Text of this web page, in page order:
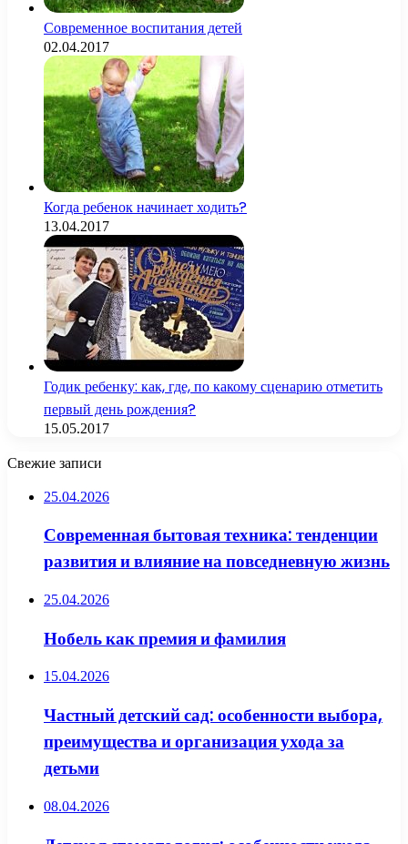
Современное воспитания детей
02.04.2017
Когда ребенок начинает ходить?
13.04.2017
Годик ребенку: как, где, по какому сценарию отметить
первый день рождения?
15.05.2017
Свежие записи
25.04.2026
Современная бытовая техника: тенденции
развития и влияние на повседневную жизнь
25.04.2026
Нобель как премия и фамилия
15.04.2026
Частный детский сад: особенности выбора,
преимущества и организация ухода за
детьми
08.04.2026